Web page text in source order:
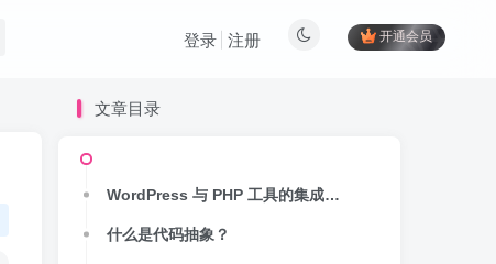
开通会员
登录 注册
文章目录
WordPress 与 PHP 工具的集成问题
什么是代码抽象？